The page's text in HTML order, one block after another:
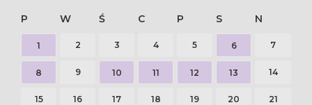
P W Ś C P S N
1 2 3 4 5 6 7
8 9 10 11 12 13 14
15 16 17 18 19 20 21